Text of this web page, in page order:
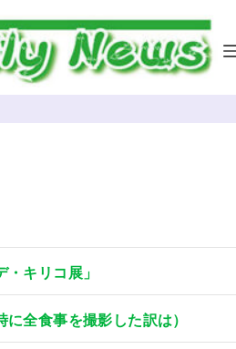
キリコ展」
全食事を撮影した訳は）